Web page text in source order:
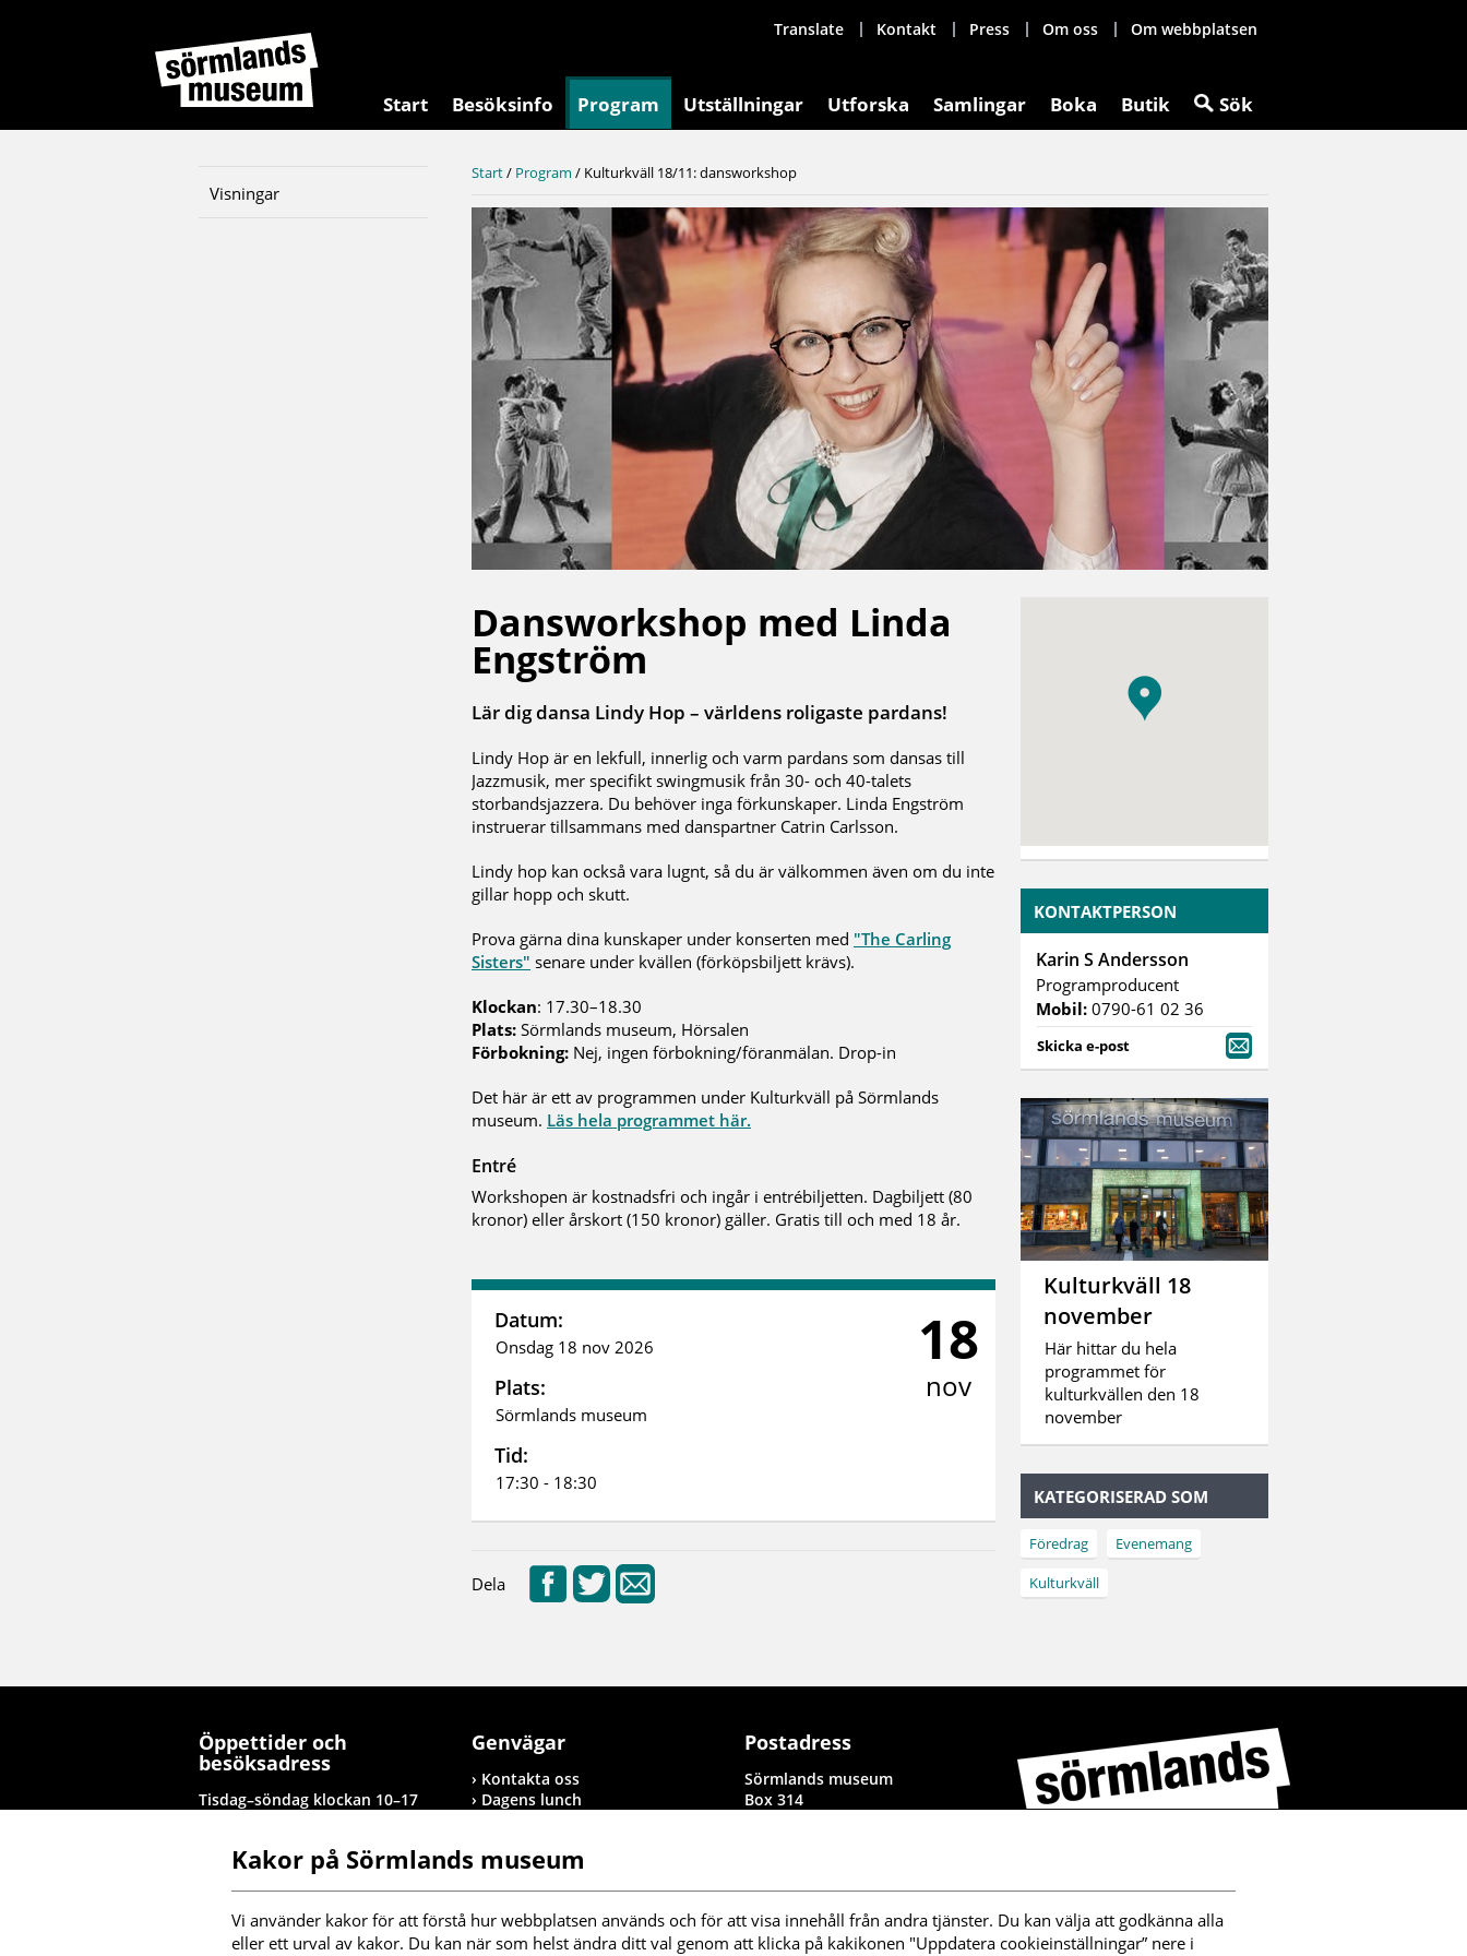
Translate Kontakt Press Om oss Om webbplatsen
Start Besöksinfo Program Utställningar Utforska Samlingar Boka Butik Sök
Visningar
Start/ Program / Kulturkväll 18/11: dansworkshop
Dansworkshop med Linda
Engström
Lär dig dansa Lindy Hop – världens roligaste pardans!
Lindy Hop är en lekfull, innerlig och varm pardans som dansas till
Jazzmusik, mer specifikt swingmusik från 30- och 40-talets
storbandsjazzera. Du behöver inga förkunskaper. Linda Engström
instruerar tillsammans med danspartner Catrin Carlsson.
Lindy hop kan också vara lugnt, så du är välkommen även om du inte
gillar hopp och skutt.
Prova gärna dina kunskaper under konserten med "The Carling
Sisters" senare under kvällen (förköpsbiljett krävs).
Klockan: 17.30–18.30
Plats: Sörmlands museum, Hörsalen
Förbokning: Nej, ingen förbokning/föranmälan. Drop-in
Det här är ett av programmen under Kulturkväll på Sörmlands
museum. Läs hela programmet här.
Entré
Workshopen är kostnadsfri och ingår i entrébiljetten. Dagbiljett (80
kronor) eller årskort (150 kronor) gäller. Gratis till och med 18 år.
Datum:
Onsdag 18 nov 2026
Plats:
Sörmlands museum
Tid:
17:30 - 18:30
18
nov
Dela
KONTAKTPERSON
Karin S Andersson
Programproducent
Mobil: 0790-61 02 36
Skicka e-post
Kulturkväll 18
november
Här hittar du hela
programmet för
kulturkvällen den 18
november
KATEGORISERAD SOM
Föredrag
Evenemang
Kulturkväll
Öppettider och
besöksadress
Tisdag–söndag klockan 10–17
Genvägar
Kontakta oss
Dagens lunch
Information om denna
Inställningar kakor
Postadress
Sörmlands museum
Box 314
Kakor på Sörmlands museum
Vi använder kakor för att förstå hur webbplatsen används och för att visa innehåll från andra tjänster. Du kan välja att godkänna alla
eller ett urval av kakor. Du kan när som helst ändra ditt val genom att klicka på kakikonen "Uppdatera cookieinställningar” nere i